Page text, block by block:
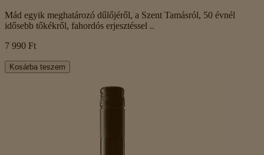
Mád egyik meghatározó dűlőjéről, a Szent Tamásról, 50 évnél
idősebb tőkékről, fahordós erjesztéssel ..
7 990 Ft
Kosárba teszem